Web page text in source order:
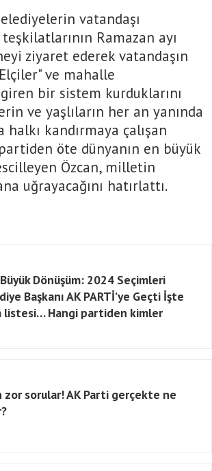
vatandaşı
Ramazan ayı
ziyaret ederek vatandaşın
ve mahalle
bir sistem kurduklarını
ve yaşlıların her an yanında
halkı kandırmaya çalışan
öte dünyanın en büyük
Özcan, milletin
uğrayacağını hatırlattı.
Dönüşüm: 2024 Seçimleri
Başkanı AK PARTİ’ye Geçti İşte
listesi… Hangi partiden kimler
zor sorular! AK Parti gerçekte ne